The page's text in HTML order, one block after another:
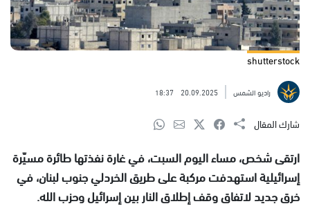
shutterstock
راديو الشمس 20.09.2025
18:37
شارك المقال
ارتقى شخص، مساء اليوم السبت، في غارة نفذتها طائرة مسيّرة
إسرائيلية استهدفت مركبة على طريق الخردلي جنوب لبنان، في
خرق جديد لاتفاق وقف إطلاق النار بين إسرائيل وحزب الله.